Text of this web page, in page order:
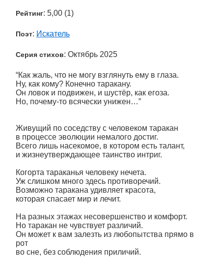
Рейтинг: 5,00 (1)
Поэт: Искатель
Серия стихов: Октябрь 2025
“Как жаль, что не могу взглянуть ему в глаза.
Ну, как кому? Конечно таракану.
Он ловок и подвижен, и шустёр, как егоза.
Но, почему-то всячески унижен…”
Живущий по соседству с человеком таракан
в процессе эволюции немалого достиг.
Всего лишь насекомое, в котором есть талант,
и жизнеутверждающее таинство интриг.
Когорта тараканья человеку нечета.
Уж слишком много здесь противоречий.
Возможно таракана удивляет красота,
которая спасает мир и лечит.
На разных этажах несовершенство и комфорт.
Но таракан не чувствует различий.
Он может к вам залезть из любопытства прямо в
рот
во сне, без соблюдения приличий.